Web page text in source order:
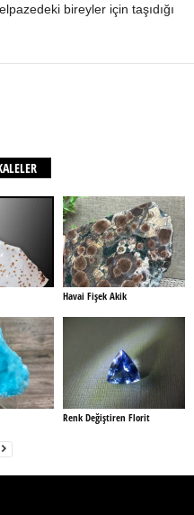
bireyler için taşıdığı
Havai Fişek Akik
Renk Değiştiren Florit